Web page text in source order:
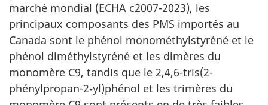
marché mondial (ECHA c2007-2023), les
principaux composants des PMS importés au
Canada sont le phénol monométhylstyréné et le
phénol diméthylstyréné et les dimères du
monomère C9, tandis que le 2,4,6-tris(2-
phénylpropan-2‑yl)phénol et les trimères du